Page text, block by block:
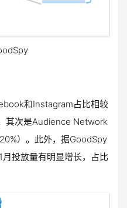
和Instagram占比相较
其次是Audience Network
）。此外，据GoodSpy
投放量有明显增长，占比